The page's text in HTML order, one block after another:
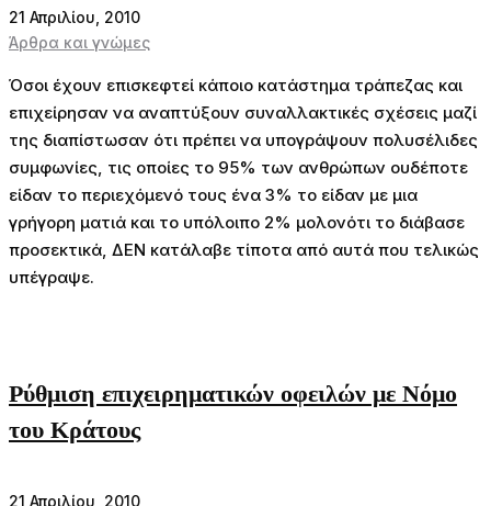
21 Απριλίου, 2010
Άρθρα και γνώμες
Όσοι έχουν επισκεφτεί κάποιο κατάστημα τράπεζας και
επιχείρησαν να αναπτύξουν συναλλακτικές σχέσεις μαζί
της διαπίστωσαν ότι πρέπει να υπογράψουν πολυσέλιδες
συμφωνίες, τις οποίες το 95% των ανθρώπων ουδέποτε
είδαν το περιεχόμενό τους ένα 3% το είδαν με μια
γρήγορη ματιά και το υπόλοιπο 2% μολονότι το διάβασε
προσεκτικά, ΔΕΝ κατάλαβε τίποτα από αυτά που τελικώς
υπέγραψε.
Ρύθμιση επιχειρηματικών οφειλών με Νόμο
του Κράτους
21 Απριλίου, 2010